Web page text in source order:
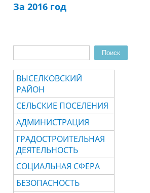
За 2016 год
Поиск
ВЫСЕЛКОВСКИЙ
РАЙОН
СЕЛЬСКИЕ ПОСЕЛЕНИЯ
АДМИНИСТРАЦИЯ
ГРАДОСТРОИТЕЛЬНАЯ
ДЕЯТЕЛЬНОСТЬ
СОЦИАЛЬНАЯ СФЕРА
БЕЗОПАСНОСТЬ